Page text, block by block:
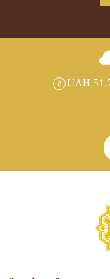
UAH